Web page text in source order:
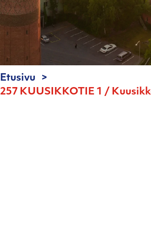
Etusivu
257 KUUSIKKOTIE 1 /